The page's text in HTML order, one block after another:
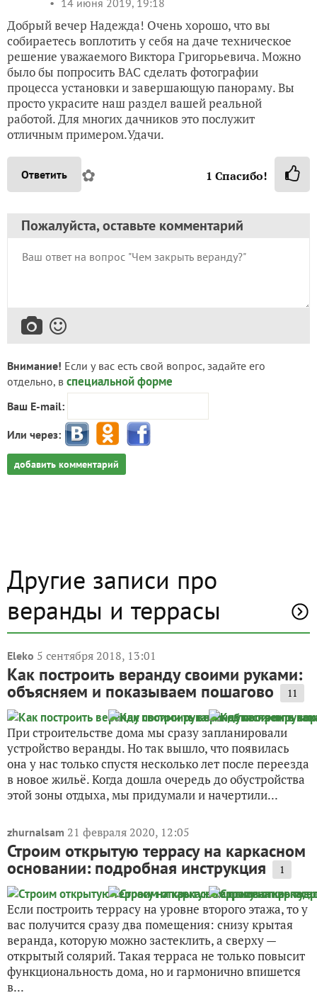
14 июня 2019, 19:18
Добрый вечер Надежда! Очень хорошо, что вы
собираетесь воплотить у себя на даче техническое
решение уважаемого Виктора Григорьевича. Можно
было бы попросить ВАС сделать фотографии
процесса установки и завершающую панораму. Вы
просто украсите наш раздел вашей реальной
работой. Для многих дачников это послужит
отличным примером.Удачи.
Ответить ✿ 1 Спасибо!
Пожалуйста, оставьте комментарий
Внимание! Если у вас есть свой вопрос, задайте его
отдельно, в специальной форме
Ваш E-mail:
Или через:
добавить комментарий
Другие записи про
веранды и террасы
Eleko 5 сентября 2018, 13:01
Как построить веранду своими руками:
объясняем и показываем пошагово 11
При строительстве дома мы сразу запланировали
устройство веранды. Но так вышло, что появилась
она у нас только спустя несколько лет после переезда
в новое жильё. Когда дошла очередь до обустройства
этой зоны отдыха, мы придумали и начертили...
zhurnalsam 21 февраля 2020, 12:05
Строим открытую террасу на каркасном
основании: подробная инструкция 1
Если построить террасу на уровне второго этажа, то у
вас получится сразу два помещения: снизу крытая
веранда, которую можно застеклить, а сверху —
открытый солярий. Такая терраса не только повысит
функциональность дома, но и гармонично впишется
в...